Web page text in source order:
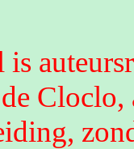
is